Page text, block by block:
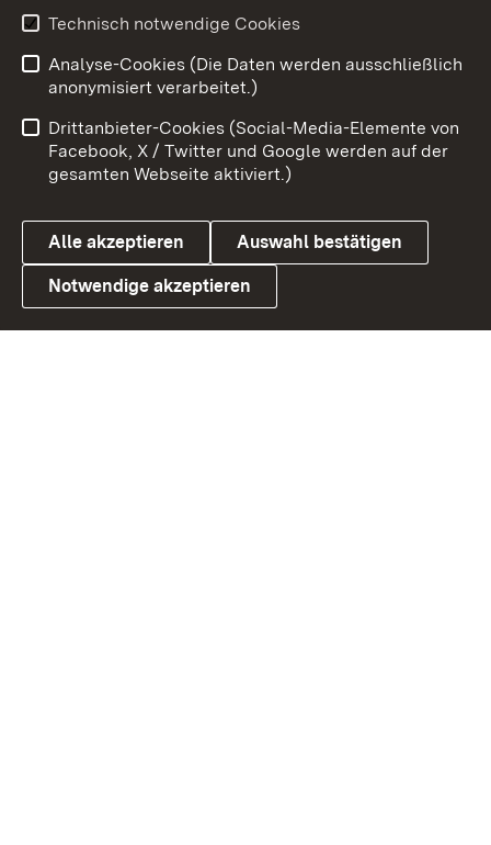
Youtube
Link zum Landesportal
Benutzungshinweise
Barrierefreiheit
Datenschutz
Cookies
Technisch notwendige Cookies
Analyse-Cookies (Die Daten werden ausschließlich
anonymisiert verarbeitet.)
Drittanbieter-Cookies (Social-Media-Elemente von
Facebook, X / Twitter und Google werden auf der
gesamten Webseite aktiviert.)
Alle akzeptieren Auswahl bestätigen
Notwendige akzeptieren